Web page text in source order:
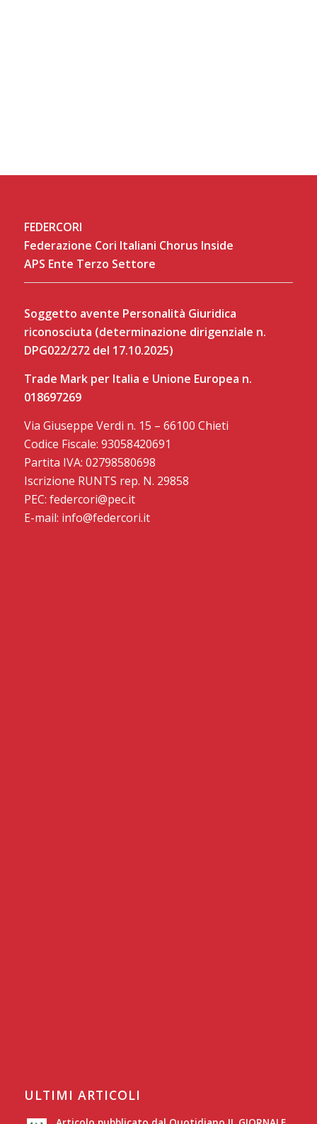
FEDERCORI
Federazione Cori Italiani Chorus Inside
APS Ente Terzo Settore
Soggetto avente Personalità Giuridica
riconosciuta (determinazione dirigenziale n.
DPG022/272 del 17.10.2025)
Trade Mark per Italia e Unione Europea n.
018697269
Via Giuseppe Verdi n. 15 – 66100 Chieti
Codice Fiscale: 93058420691
Partita IVA: 02798580698
Iscrizione RUNTS rep. N. 29858
PEC: federcori@pec.it
E-mail: info@federcori.it
ULTIMI ARTICOLI